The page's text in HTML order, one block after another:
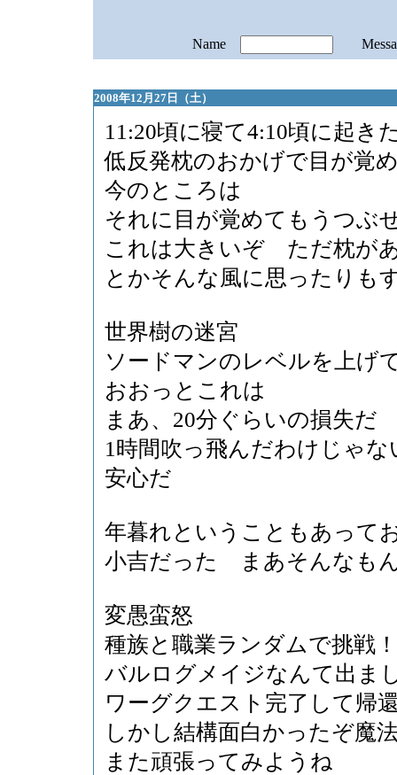
Name
2008年12月27日（土）
11:20頃に寝て4:10頃に起き
低反発枕のおかげで目が覚
今のところは
それに目が覚めてもうつぶ
これは大きいぞ ただ枕が
とかそんな風に思ったりも
世界樹の迷宮
ソードマンのレベルを上げ
おおっとこれは
まあ、20分ぐらいの損失だ
1時間吹っ飛んだわけじゃ
安心だ
年暮れということもあって
小吉だった まあそんなも
変愚蛮怒
種族と職業ランダムで挑戦！
バルログメイジなんて出ま
ワーグクエスト完了して帰
しかし結構面白かったぞ魔
また頑張ってみようね